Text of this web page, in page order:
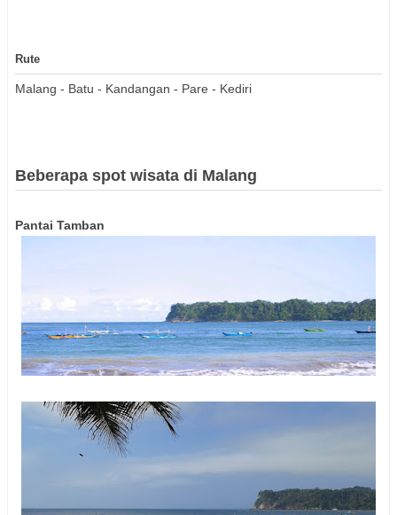
Rute
Malang - Batu - Kandangan - Pare - Kediri
Beberapa spot wisata di Malang
Pantai Tamban